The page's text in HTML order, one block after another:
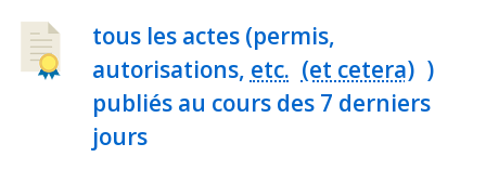
tous les actes (permis,
autorisations, etc.
)
publiés au cours des 7 derniers
jours